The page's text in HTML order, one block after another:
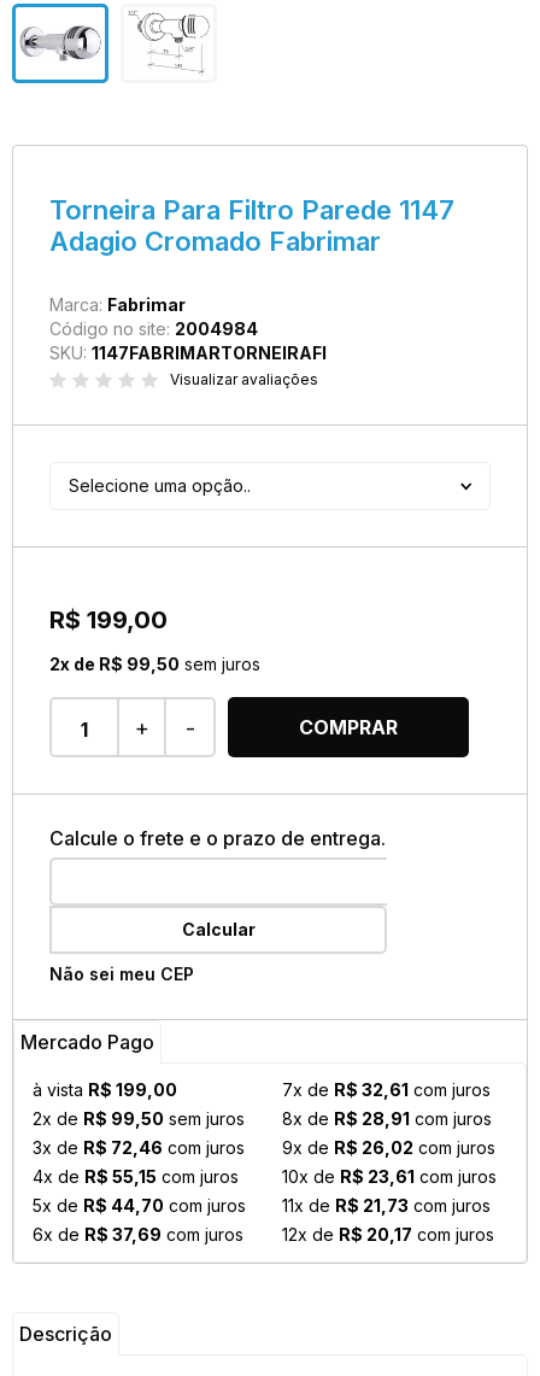
Torneira Para Filtro Parede 1147
Adagio Cromado Fabrimar
Marca: Fabrimar
Código no site: 2004984
SKU: 1147FABRIMARTORNEIRAFI
Visualizar avaliações
Selecione uma opção..
R$ 199,00
2x de R$ 99,50 sem juros
+ - COMPRAR
Calcule o frete e o prazo de entrega.
Calcular
Não sei meu CEP
Mercado Pago
à vista R$ 199,00
2x de R$ 99,50 sem juros
3x de R$ 72,46 com juros
4x de R$ 55,15 com juros
5x de R$ 44,70 com juros
6x de R$ 37,69 com juros
7x de R$ 32,61 com juros
8x de R$ 28,91 com juros
9x de R$ 26,02 com juros
10x de R$ 23,61 com juros
11x de R$ 21,73 com juros
12x de R$ 20,17 com juros
Descrição